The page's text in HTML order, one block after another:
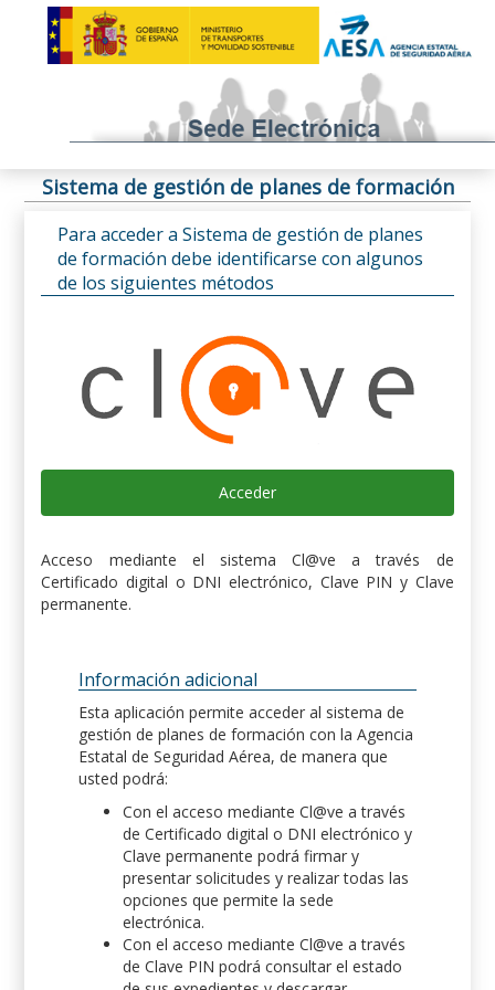
Sistema de gestión de planes de formación
Para acceder a Sistema de gestión de planes
de formación debe identificarse con algunos
de los siguientes métodos
Acceder
Acceso mediante el sistema Cl@ve a través de
Certificado digital o DNI electrónico, Clave PIN y Clave
permanente.
Información adicional
Esta aplicación permite acceder al sistema de
gestión de planes de formación con la Agencia
Estatal de Seguridad Aérea, de manera que
usted podrá:
Con el acceso mediante Cl@ve a través
de Certificado digital o DNI electrónico y
Clave permanente podrá firmar y
presentar solicitudes y realizar todas las
opciones que permite la sede
electrónica.
Con el acceso mediante Cl@ve a través
de Clave PIN podrá consultar el estado